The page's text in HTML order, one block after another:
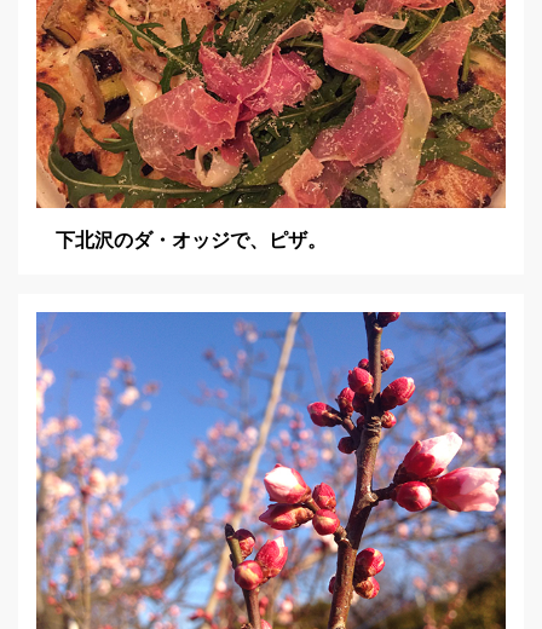
下北沢のダ・オッジで、ピザ。